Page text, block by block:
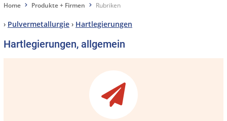
Home Produkte + Firmen Rubriken
› Pulvermetallurgie › Hartlegierungen
Hartlegierungen, allgemein